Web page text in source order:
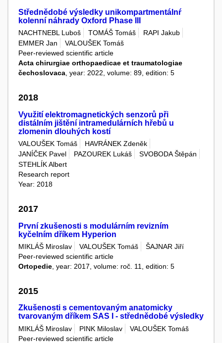
Střednědobé výsledky unikompartmentálnŕ
kolenní náhrady Oxford Phase III
NACHTNEBL Luboš TOMÁŠ Tomáš
RAPI Jakub
EMMER Jan
VALOUŠEK Tomáš
Peer-reviewed scientific article
Acta chirurgiae orthopaedicae et traumatologiae
čechoslovaca , year: 2022, volume: 89, edition: 5
2018
Využití elektromagnetických senzorů při
distálním jištění intramedulárních hřebů u
zlomenin dlouhých kostí
VALOUŠEK Tomáš
HAVRÁNEK Zdeněk
JANÍČEK Pavel
PAZOUREK Lukáš
SVOBODA Štěpán
STEHLÍK Albert
Research report
Year: 2018
2017
První zkušenosti s modulárním revizním
kyčelním dříkem Hyperion
MIKLÁŠ Miroslav VALOUŠEK Tomáš
ŠAJNAR Jiří
Peer-reviewed scientific article
Ortopedie , year: 2017, volume: roč. 11, edition: 5
2015
Zkušenosti s cementovaným anatomicky
tvarovaným dříkem SAS I - střednědobé výsledky
MIKLÁŠ Miroslav PINK Miloslav
VALOUŠEK Tomáš
Peer-reviewed scientific article